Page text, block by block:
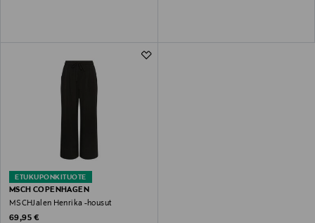
ETUKUPONKITUOTE
MSCH COPENHAGEN
MSCHJalen Henrika -housut
Original Price
69,95 €